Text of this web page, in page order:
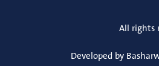
All rights
Developed by